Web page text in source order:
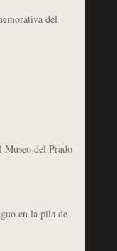
del
del Prado
en la pila de